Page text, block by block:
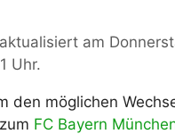
am
Uhr.
den möglichen
zum FC Bayern